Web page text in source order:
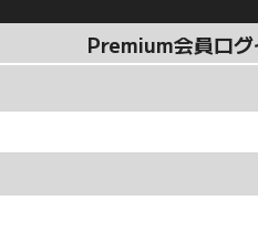
Premium会員ログ